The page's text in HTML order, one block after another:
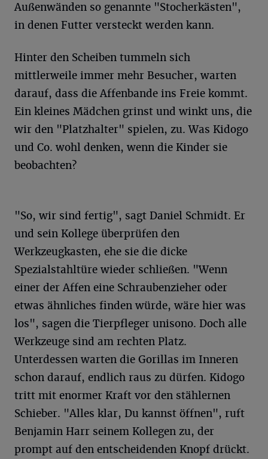
Außenwänden so genannte "Stocherkästen",
in denen Futter versteckt werden kann.
Hinter den Scheiben tummeln sich
mittlerweile immer mehr Besucher, warten
darauf, dass die Affenbande ins Freie kommt.
Ein kleines Mädchen grinst und winkt uns, die
wir den "Platzhalter" spielen, zu. Was Kidogo
und Co. wohl denken, wenn die Kinder sie
beobachten?
"So, wir sind fertig", sagt Daniel Schmidt. Er
und sein Kollege überprüfen den
Werkzeugkasten, ehe sie die dicke
Spezialstahltüre wieder schließen. "Wenn
einer der Affen eine Schraubenzieher oder
etwas ähnliches finden würde, wäre hier was
los", sagen die Tierpfleger unisono. Doch alle
Werkzeuge sind am rechten Platz.
Unterdessen warten die Gorillas im Inneren
schon darauf, endlich raus zu dürfen. Kidogo
tritt mit enormer Kraft vor den stählernen
Schieber. "Alles klar, Du kannst öffnen", ruft
Benjamin Harr seinem Kollegen zu, der
prompt auf den entscheidenden Knopf drückt.